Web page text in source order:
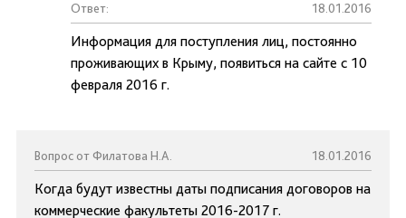
Ответ: 18.01.2016
Информация для поступления лиц, постоянно
проживающих в Крыму, появиться на сайте с 10
февраля 2016 г.
Вопрос от Филатова Н.А. 18.01.2016
Когда будут известны даты подписания договоров на
коммерческие факультеты 2016-2017 г.